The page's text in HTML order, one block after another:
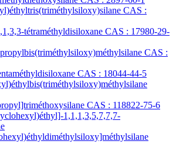
CAS :
tétraméthyldisiloxane CAS : 17980-29-
CAS :
CAS : 18044-44-5
CAS : 118822-75-6
1,1,1,3,5,7,7,7-